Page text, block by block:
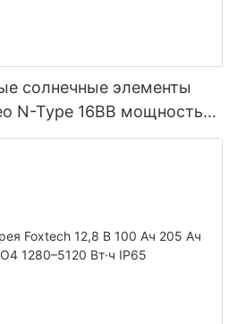
солнечные элементы
N-Type 16BB мощностью
650 Вт, двусторонние